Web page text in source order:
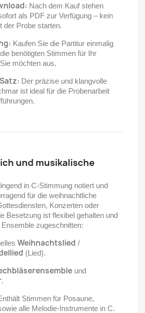
Nach dem Kauf stehen
als PDF zur Verfügung – kein
der Probe starten.
Kaufen Sie die Partitur einmalig
benötigten Stimmen für Ihr
möchten aus.
Der präzise und klangvolle
ist ideal für die Probenarbeit
und musikalische
in C-Stimmung notiert und
für die weihnachtliche
Konzerten oder
Besetzung ist flexibel gehalten und
zugeschnitten:
Weihnachtslied /
(Lied).
und
.
Stimmen für Posaune,
alle Melodie-Instrumente in C.